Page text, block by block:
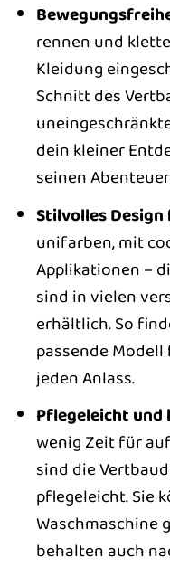
rennen und
Kleidung
Schnitt des
dein kleiner
seinen
Stilvolles
unifarben, mit
Applikationen –
sind in vielen
erhältlich. So
passende
jeden Anlass.
Pflegeleicht und
wenig Zeit für
sind die
pflegeleicht. Sie
Waschmaschine
behalten auch